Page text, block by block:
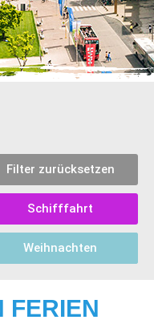
Filter zurücksetzen
Schifffahrt
Weihnachten
FERIEN